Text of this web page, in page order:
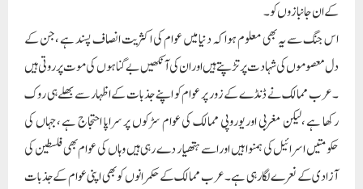
کے ان جانبازوں کو ۔
اس جنگ سے یہ بھی معلوم ہوا کہ دنیا میں عوام کی اکثریت انصاف پسند ہے ،جن کے
دل معصوموں کی شہادت پر تڑپتے ہیں اور ان کی آنکھیں بے گناہوں کی موت پر روتی ہیں
۔عرب ممالک نے ڈنڈے کے زور پر عوام کو اپنے جذبات کے اظہار سے بھلے ہی روک
رکھا ہے ،لیکن مغربی اور یوروپی ممالک کی عوام سڑکوں پر سراپا احتجاج ہے ،جہاں کی
حکومتیں اسرائیل کی ہمنوا ہیں اور اسے ہتھیار دے رہی ہیں وہاں کی عوام بھی فلسطین کی
آزادی کے نعرے لگارہی ہے ۔عرب ممالک کے حکمرانوں کو بھی اپنی عوام کے جذبات